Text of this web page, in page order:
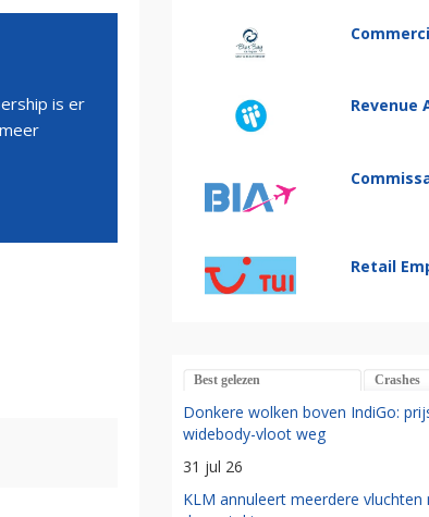
is er
Revenue
Retail
Best gelezen Crashes
Donkere wolken boven IndiGo:
widebody-vloot weg
31 jul 26
KLM annuleert meerdere vluchten